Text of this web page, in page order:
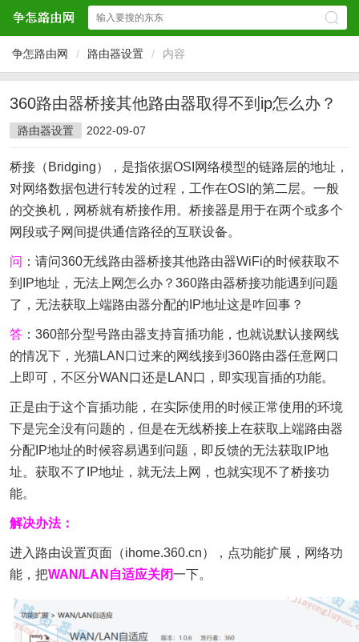
争怎路由网 / 路由器设置 / 内容
360路由器桥接其他路由器取得不到ip怎么办？
路由器设置 2022-09-07
桥接（Bridging），是指依据OSI网络模型的链路层的地址，
对网络数据包进行转发的过程，工作在OSI的第二层。一般
的交换机，网桥就有桥接作用。桥接器是用于在两个或多个
网段或子网间提供通信路径的互联设备。
问 ：请问360无线路由器桥接其他路由器WiFi的时候获取不
到IP地址，无法上网怎么办？360路由器桥接功能遇到问题
了，无法获取上端路由器分配的IP地址这是咋回事？
答 ：360部分型号路由器支持盲插功能，也就说默认接网线
的情况下，光猫LAN口过来的网线接到360路由器任意网口
上即可，不区分WAN口还是LAN口，即实现盲插的功能。
正是由于这个盲插功能，在实际使用的时候正常使用的环境
下是完全没有问题的，但是在无线桥接上在获取上端路由器
分配IP地址的时候容易遇到问题，即反馈的无法获取IP地
址。获取不了IP地址，就无法上网，也就实现不了桥接功
能。
解决办法：
进入路由设置页面（ihome.360.cn），点功能扩展，网络功
能，把WAN/LAN自适应关闭一下。